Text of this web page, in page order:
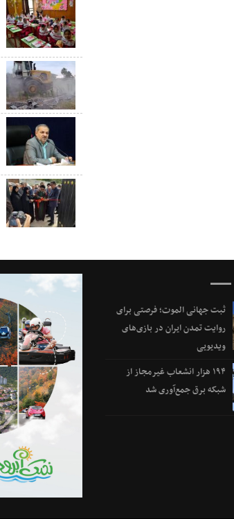
ثبت جهانی الموت؛ فرصتی برای
روایت تمدن ایران در بازی‌های
ویدیویی
۱۹۴ هزار انشعاب غیرمجاز از
شبکه برق جمع‌آوری شد